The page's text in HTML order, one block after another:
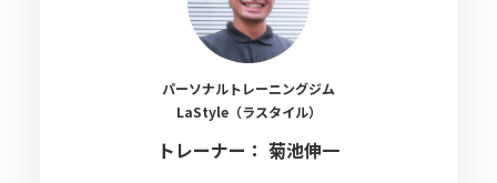
パーソナルトレーニングジム
LaStyle（ラスタイル）
トレーナー： 菊池伸一